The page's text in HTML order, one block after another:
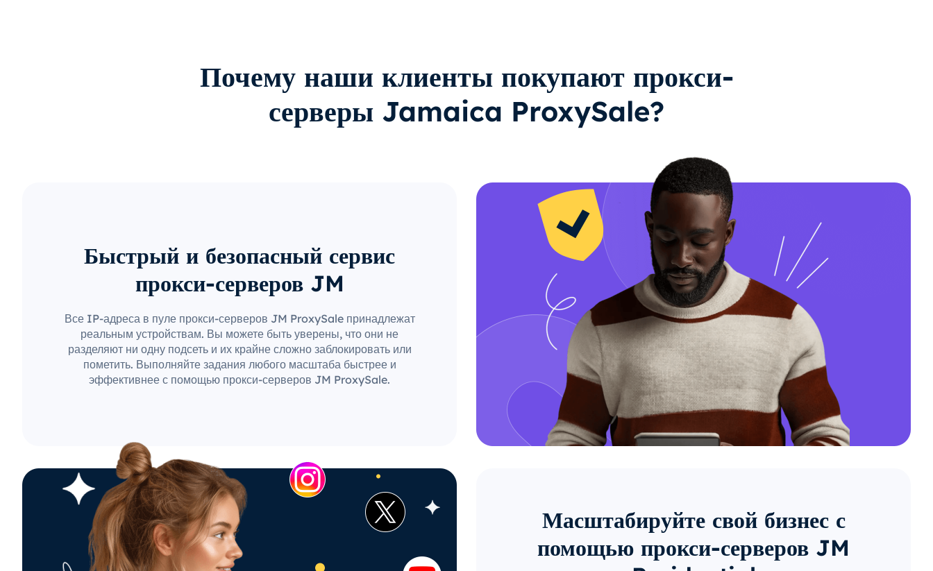
Почему наши клиенты покупают прокси-
серверы Jamaica ProxySale?
Быстрый и безопасный сервис
прокси-серверов JM
Все IP-адреса в пуле прокси-серверов JM ProxySale принадлежат
реальным устройствам. Вы можете быть уверены, что они не
разделяют ни одну подсеть и их крайне сложно заблокировать или
пометить. Выполняйте задания любого масштаба быстрее и
эффективнее с помощью прокси-серверов JM ProxySale.
Масштабируйте свой бизнес с
помощью прокси-серверов JM